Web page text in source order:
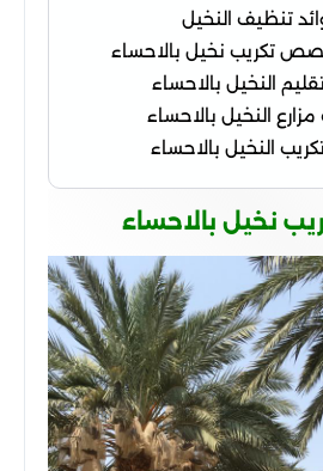
تنظيف النخيل
تكريب نخيل بالاحساء
النخيل بالاحساء
النخيل بالاحساء
النخيل بالاحساء
نخيل بالاحساء